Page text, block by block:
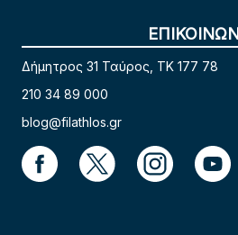
Δήμητρος 31 Ταύρος, TK 177 78
210 34 89 000
blog@filathlos.gr